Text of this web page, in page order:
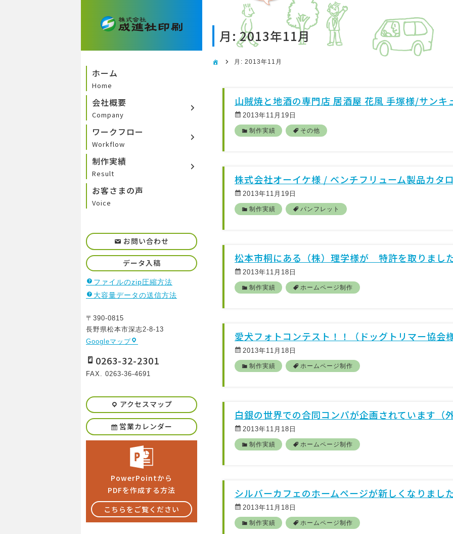
ホーム
Home
会社概要
Company
ワークフロー
Workflow
制作実績
Result
お客さまの声
Voice
お問い合わせ
データ入稿
ファイルのzip圧縮方法
大容量データの送信方法
〒390-0815
長野県松本市深志2-8-13
Googleマップ
0263-32-2301
FAX. 0263-36-4691
アクセスマップ
営業カレンダー
PowerPointから
PDFを作成する方法
こちらをご覧ください
月:2013年11月
月: 2013年11月
山賊焼と地酒の専門店 居酒屋 花風 手塚様/サンキ
2013年11月19日
制作実績 その他
株式会社オーイケ様 / ベンチフリューム製品カタ
2013年11月19日
制作実績 パンフレット
松本市桐にある（株）理学様が 特許を取りまし
2013年11月18日
制作実績 ホームページ制作
愛犬フォトコンテスト！！（ドッグトリマー協会
2013年11月18日
制作実績 ホームページ制作
白銀の世界での合同コンパが企画されています（
2013年11月18日
制作実績 ホームページ制作
シルバーカフェのホームページが新しくなりまし
2013年11月18日
制作実績 ホームページ制作